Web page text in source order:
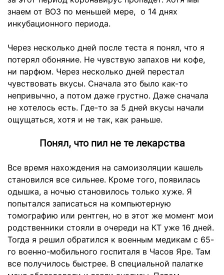
знаем от ВОЗ по меньшей мере, о 14 днях
инкубационного периода.
Через несколько дней после теста я понял, что я
потерял обоняние. Не чувствую запахов ни кофе,
ни парфюм. Через несколько дней перестал
чувствовать вкусы. Сначала это было как-то
непривычно, а потом даже грустно. Даже сначала
не хотелось есть. Где-то за 5 дней вкусы начали
ощущаться, хотя и не так, как раньше.
Понял, что пил не те лекарства
Все время нахождения на самоизоляции кашель
становился все сильнее. Кроме того, появилась
одышка, а ночью становилось только хуже. Я
попытался записаться на компьютерную
томографию или рентген, но в этот же момент мои
родственники стояли в очереди на КТ уже 16 дней.
Тогда я решил обратился к военным медикам с 65-
го военно-мобильного госпиталя в Часов Яре. Там
все получилось быстрее. В специальной палатке